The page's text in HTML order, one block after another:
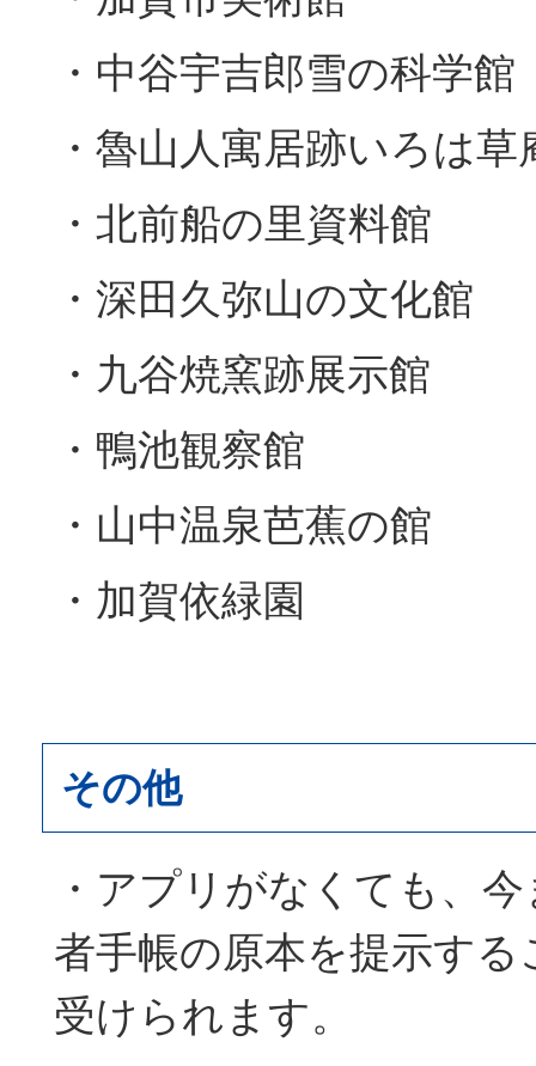
・中谷宇吉郎雪の科学館
・魯山人寓居跡いろは草
・北前船の里資料館
・深田久弥山の文化館
・九谷焼窯跡展示館
・鴨池観察館
・山中温泉芭蕉の館
・加賀依緑園
その他
・アプリがなくても、
者手帳の原本を提示す
受けられます。